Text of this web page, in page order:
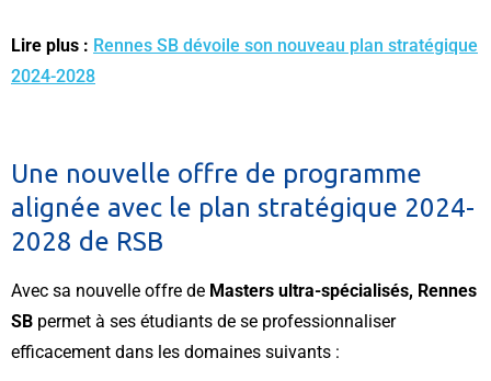
Lire plus : Rennes SB dévoile son nouveau plan stratégique
2024-2028
Une nouvelle offre de programme
alignée avec le plan stratégique 2024-
2028 de RSB
Avec sa nouvelle offre de Masters ultra-spécialisés, Rennes
SB permet à ses étudiants de se professionnaliser
efficacement dans les domaines suivants :